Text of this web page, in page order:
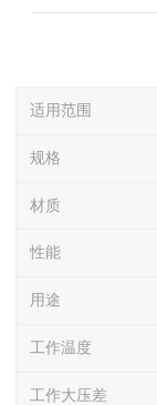
适用范围
规格
材质
性能
用途
工作温度
工作大压差